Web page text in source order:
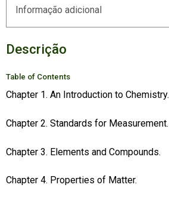
Informação adicional
Descrição
Table of Contents
Chapter 1. An Introduction to Chemistry.
Chapter 2. Standards for Measurement.
Chapter 3. Elements and Compounds.
Chapter 4. Properties of Matter.